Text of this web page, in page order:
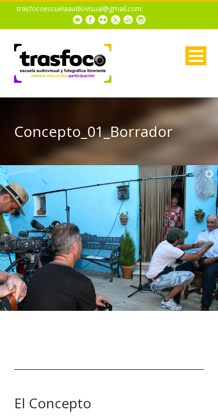
trasfocoescuelaaudiovisual@gmail.com
Concepto_01_Borrador
El Concepto